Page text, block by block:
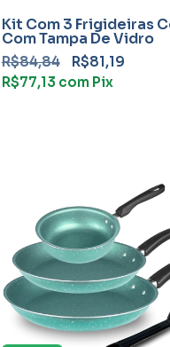
Kit Com 3 Frigideiras
Com Tampa De Vidro
R$84,84
R$81,19
R$77,13 com Pix